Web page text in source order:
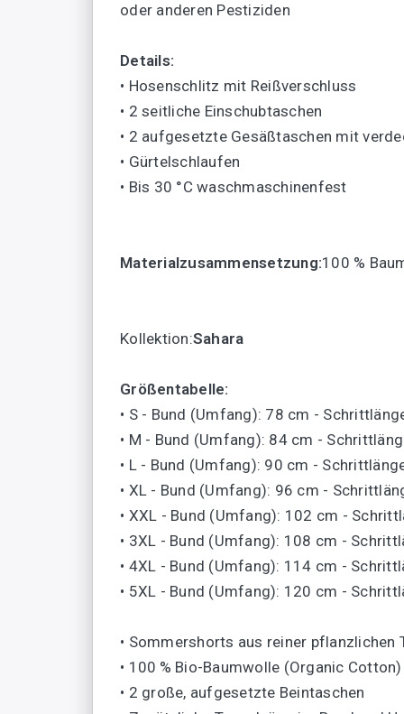
oder anderen Pestiziden
Details:
• Hosenschlitz mit Reißverschluss
• 2 seitliche Einschubtaschen
• 2 aufgesetzte Gesäßtaschen mit
• Gürtelschlaufen
• Bis 30 °C waschmaschinenfest
Materialzusammensetzung:100 %
Kollektion:Sahara
Größentabelle:
• S - Bund (Umfang): 78 cm -
• M - Bund (Umfang): 84 cm -
• L - Bund (Umfang): 90 cm -
• XL - Bund (Umfang): 96 cm -
• XXL - Bund (Umfang): 102 cm -
• 3XL - Bund (Umfang): 108 cm -
• 4XL - Bund (Umfang): 114 cm -
• 5XL - Bund (Umfang): 120 cm -
• Sommershorts aus reiner pflanzlichen
• 100 % Bio-Baumwolle (Organic Cotton)
• 2 große, aufgesetzte Beintaschen